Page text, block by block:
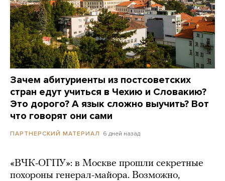
Зачем абитуриенты из постсоветских
стран едут учиться в Чехию и Словакию?
Это дорого? А язык сложно выучить? Вот
что говорят они сами
ПАРТНЕРСКИЙ МАТЕРИАЛ 6 дней назад
«ВЧК-ОГПУ»: в Москве прошли секретные
похороны генерал-майора. Возможно,